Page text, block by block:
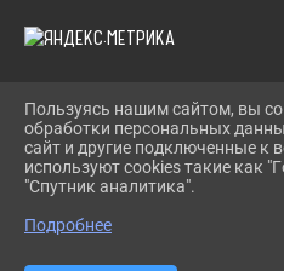
2026 Г. IBRBIB.RU
ВХОД
КАРТА САЙТА
ПОЛИТИКА ОБРАБОТКИ
СДЕЛАНО НА KUBCMS
Пользуясь нашим сайтом, вы
обработки персональных
сайт и другие подключенные к
используют cookies такие как
"Спутник аналитика".
Подробнее